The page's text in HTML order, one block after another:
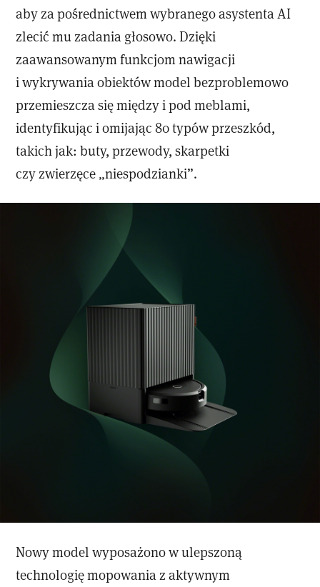
aby za pośrednictwem wybranego asystenta AI
zlecić mu zadania głosowo. Dzięki
zaawansowanym funkcjom nawigacji
i wykrywania obiektów model bezproblemowo
przemieszcza się między i pod meblami,
identyfikując i omijając 80 typów przeszkód,
takich jak: buty, przewody, skarpetki
czy zwierzęce „niespodzianki”.
Nowy model wyposażono w ulepszoną
technologię mopowania z aktywnym